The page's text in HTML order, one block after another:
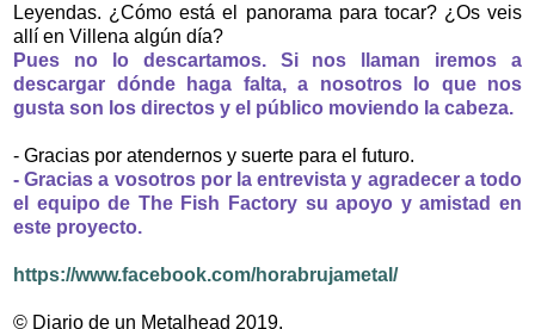
Leyendas. ¿Cómo está el panorama para tocar? ¿Os veis
allí en Villena algún día?
Pues no lo descartamos. Si nos llaman iremos a
descargar dónde haga falta, a nosotros lo que nos
gusta son los directos y el público moviendo la cabeza.
- Gracias por atendernos y suerte para el futuro.
- Gracias a vosotros por la entrevista y agradecer a todo
el equipo de The Fish Factory su apoyo y amistad en
este proyecto.
https://www.facebook.com/horabrujametal/
© Diario de un Metalhead 2019.